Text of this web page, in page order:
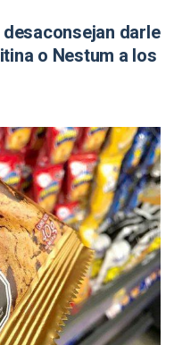
darle
o Nestum a los